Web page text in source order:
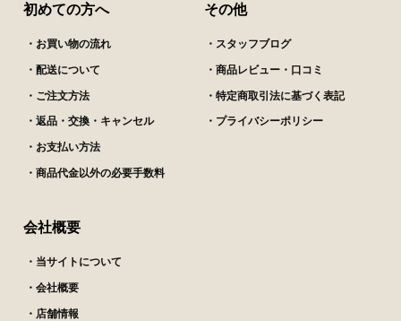
初めての方へ
・お買い物の流れ
・配送について
・ご注文方法
・返品・交換・キャンセル
・お支払い方法
・商品代金以外の必要手数料
その他
・スタッフブログ
・商品レビュー・口コミ
・特定商取引法に基づく表記
・プライバシーポリシー
会社概要
・当サイトについて
・会社概要
・店舗情報